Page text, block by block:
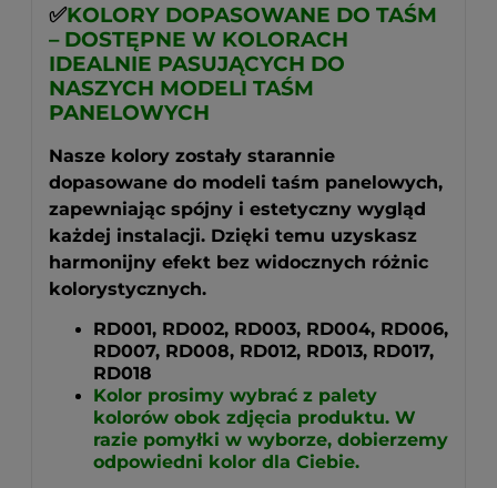
✅KOLORY DOPASOWANE DO TAŚM
– DOSTĘPNE W KOLORACH
IDEALNIE PASUJĄCYCH DO
NASZYCH MODELI TAŚM
PANELOWYCH
Nasze kolory zostały starannie
dopasowane do modeli taśm panelowych,
zapewniając spójny i estetyczny wygląd
każdej instalacji. Dzięki temu uzyskasz
harmonijny efekt bez widocznych różnic
kolorystycznych.
RD001, RD002, RD003, RD004, RD006,
RD007, RD008, RD012, RD013, RD017,
RD018
Kolor prosimy wybrać z palety
kolorów obok zdjęcia produktu. W
razie pomyłki w wyborze, dobierzemy
odpowiedni kolor dla Ciebie.